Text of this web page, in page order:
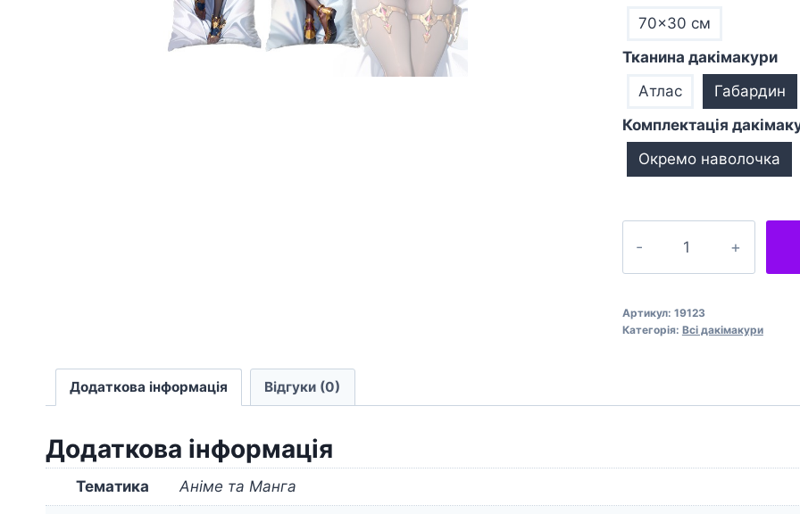
70×30 см
Тканина дакімакури
Атлас
Габардин
Комплектація
Окремо наволочка
обіймашка
Fate
Grand
кількість
Артикул: 19123
Категорія: Всі дакімакури
Додаткова інформація Відгуки (0)
Додаткова інформація
Тематика Аніме та Манга